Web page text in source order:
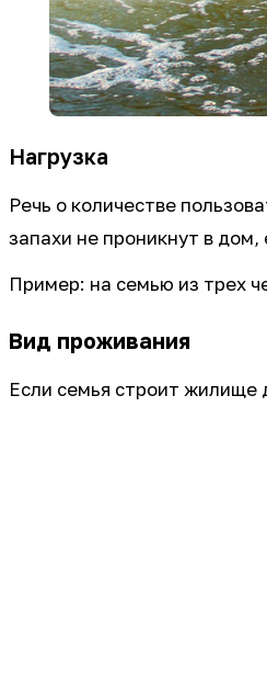
Нагрузка
Речь о количестве
запахи не проникнут в
Пример: на семью из трех
Вид проживания
Если семья строит жилище